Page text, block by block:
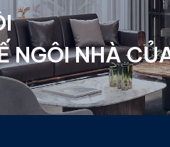
NGÔI NHÀ